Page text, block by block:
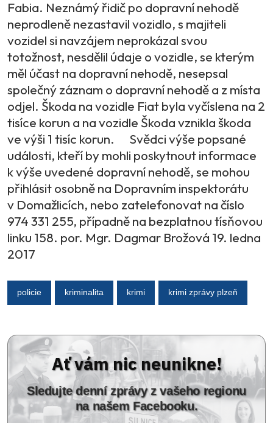
Fabia. Neznámý řidič po dopravní nehodě
neprodleně nezastavil vozidlo, s majiteli
vozidel si navzájem neprokázal svou
totožnost, nesdělil údaje o vozidle, se kterým
měl účast na dopravní nehodě, nesepsal
společný záznam o dopravní nehodě a z místa
odjel. Škoda na vozidle Fiat byla vyčíslena na 2
tisíce korun a na vozidle Škoda vznikla škoda
ve výši 1 tisíc korun. Svědci výše popsané
události, kteří by mohli poskytnout informace
k výše uvedené dopravní nehodě, se mohou
přihlásit osobně na Dopravním inspektorátu
v Domažlicích, nebo zatelefonovat na číslo
974 331 255, případně na bezplatnou tísňovou
linku 158. por. Mgr. Dagmar Brožová 19. ledna
2017
policie kriminalita krimi krimi zprávy plzeň
Ať vám nic neunikne!
Sledujte denní zprávy z vašeho regionu
na našem Facebooku.